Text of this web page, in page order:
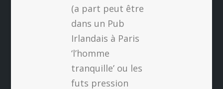
(a part peut être
dans un Pub
Irlandais à Paris
‘l’homme
tranquille’ ou les
futs pression